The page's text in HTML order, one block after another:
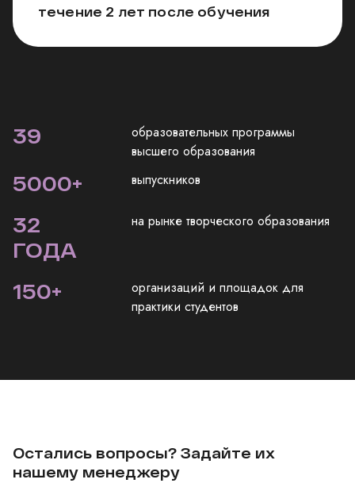
течение 2 лет после обучения
39
образовательных программы
высшего образования
5000+ выпускников
32
ГОДА
на рынке творческого образования
150+
организаций и площадок для
практики студентов
Остались вопросы? Задайте их
нашему менеджеру